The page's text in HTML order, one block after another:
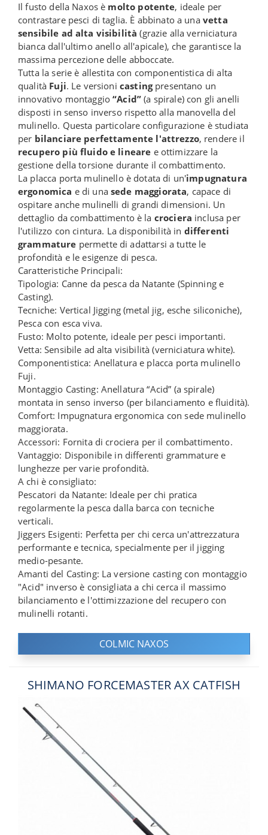
Il fusto della Naxos è molto potente, ideale per
contrastare pesci di taglia. È abbinato a una vetta
sensibile ad alta visibilità (grazie alla verniciatura
bianca dall'ultimo anello all'apicale), che garantisce la
massima percezione delle abboccate.
Tutta la serie è allestita con componentistica di alta
qualità Fuji. Le versioni castingpresentano un
innovativo montaggio“Acid” (a spirale) con gli anelli
disposti in senso inverso rispetto alla manovella del
mulinello. Questa particolare configurazione è studiata
per bilanciare perfettamente l'attrezzo, rendere il
recupero più fluido e lineare e ottimizzare la
gestione della torsione durante il combattimento.
La placca porta mulinello è dotata di un'impugnatura
ergonomica e di unasede maggiorata, capace di
ospitare anche mulinelli di grandi dimensioni. Un
dettaglio da combattimento è la crociera inclusa per
l'utilizzo con cintura. La disponibilità in differenti
grammature permette di adattarsi a tutte le
profondità e le esigenze di pesca.
Caratteristiche Principali:
Tipologia: Canne da pesca da Natante (Spinning e
Casting).
Tecniche: Vertical Jigging (metal jig, esche siliconiche),
Pesca con esca viva.
Fusto: Molto potente, ideale per pesci importanti.
Vetta: Sensibile ad alta visibilità (verniciatura white).
Componentistica: Anellatura e placca porta mulinello
Fuji.
Montaggio Casting: Anellatura “Acid” (a spirale)
montata in senso inverso (per bilanciamento e fluidità).
Comfort: Impugnatura ergonomica con sede mulinello
maggiorata.
Accessori: Fornita di crociera per il combattimento.
Vantaggio: Disponibile in differenti grammature e
lunghezze per varie profondità.
A chi è consigliato:
Pescatori da Natante: Ideale per chi pratica
regolarmente la pesca dalla barca con tecniche
verticali.
Jiggers Esigenti: Perfetta per chi cerca un'attrezzatura
performante e tecnica, specialmente per il jigging
medio-pesante.
Amanti del Casting: La versione casting con montaggio
"Acid" inverso è consigliata a chi cerca il massimo
bilanciamento e l'ottimizzazione del recupero con
mulinelli rotanti.
COLMIC NAXOS
SHIMANO FORCEMASTER AX CATFISH